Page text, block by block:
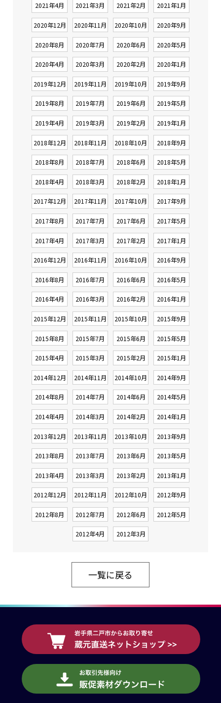
2021年4月 2021年3月 2021年2月 2021年1月
2020年12月 2020年11月 2020年10月 2020年9月
2020年8月 2020年7月 2020年6月 2020年5月
2020年4月 2020年3月 2020年2月 2020年1月
2019年12月 2019年11月 2019年10月 2019年9月
2019年8月 2019年7月 2019年6月 2019年5月
2019年4月 2019年3月 2019年2月 2019年1月
2018年12月 2018年11月 2018年10月 2018年9月
2018年8月 2018年7月 2018年6月 2018年5月
2018年4月 2018年3月 2018年2月 2018年1月
2017年12月 2017年11月 2017年10月 2017年9月
2017年8月 2017年7月 2017年6月 2017年5月
2017年4月 2017年3月 2017年2月 2017年1月
2016年12月 2016年11月 2016年10月 2016年9月
2016年8月 2016年7月 2016年6月 2016年5月
2016年4月 2016年3月 2016年2月 2016年1月
2015年12月 2015年11月 2015年10月 2015年9月
2015年8月 2015年7月 2015年6月 2015年5月
2015年4月 2015年3月 2015年2月 2015年1月
2014年12月 2014年11月 2014年10月 2014年9月
2014年8月 2014年7月 2014年6月 2014年5月
2014年4月 2014年3月 2014年2月 2014年1月
2013年12月 2013年11月 2013年10月 2013年9月
2013年8月 2013年7月 2013年6月 2013年5月
2013年4月 2013年3月 2013年2月 2013年1月
2012年12月 2012年11月 2012年10月 2012年9月
2012年8月 2012年7月 2012年6月 2012年5月
2012年4月 2012年3月
一覧に戻る